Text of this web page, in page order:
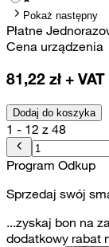
Pokaż następny
Płatne
Cena urządzenia
81,22 zł + VAT
Dodaj do koszyka
1 - 12 z 48
Program Odkup
Sprzedaj swój
...zyskaj bon na
dodatkowy rabat